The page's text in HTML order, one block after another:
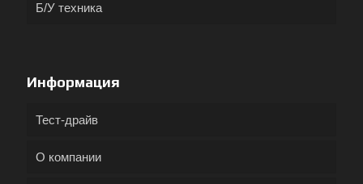
Б/У техника
Информация
Тест-драйв
О компании